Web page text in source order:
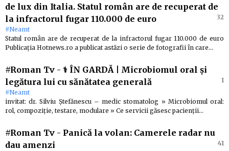
de lux din Italia. Statul român are de recuperat de
la infractorul fugar 110.000 de euro
32
#Neamt
Statul român are de recuperat de la infractorul fugar 110.000 de euro
Publicația Hotnews.ro a publicat astăzi o serie de fotografii în care…
#Roman Tv - ⚕️ ÎN GARDĂ | Microbiomul oral și
legătura lui cu sănătatea generală
1
#Neamt
invitat: dr. Silviu Ștefănescu – medic stomatolog » Microbiomul oral:
rol, compoziție, testare, modulare » Ce servicii găsesc pacienții…
#Roman Tv - Panică la volan: Camerele radar nu
dau amenzi
41